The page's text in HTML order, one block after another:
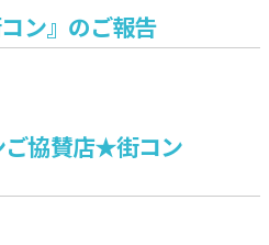
ン』のご報告
ご協賛店★街コン